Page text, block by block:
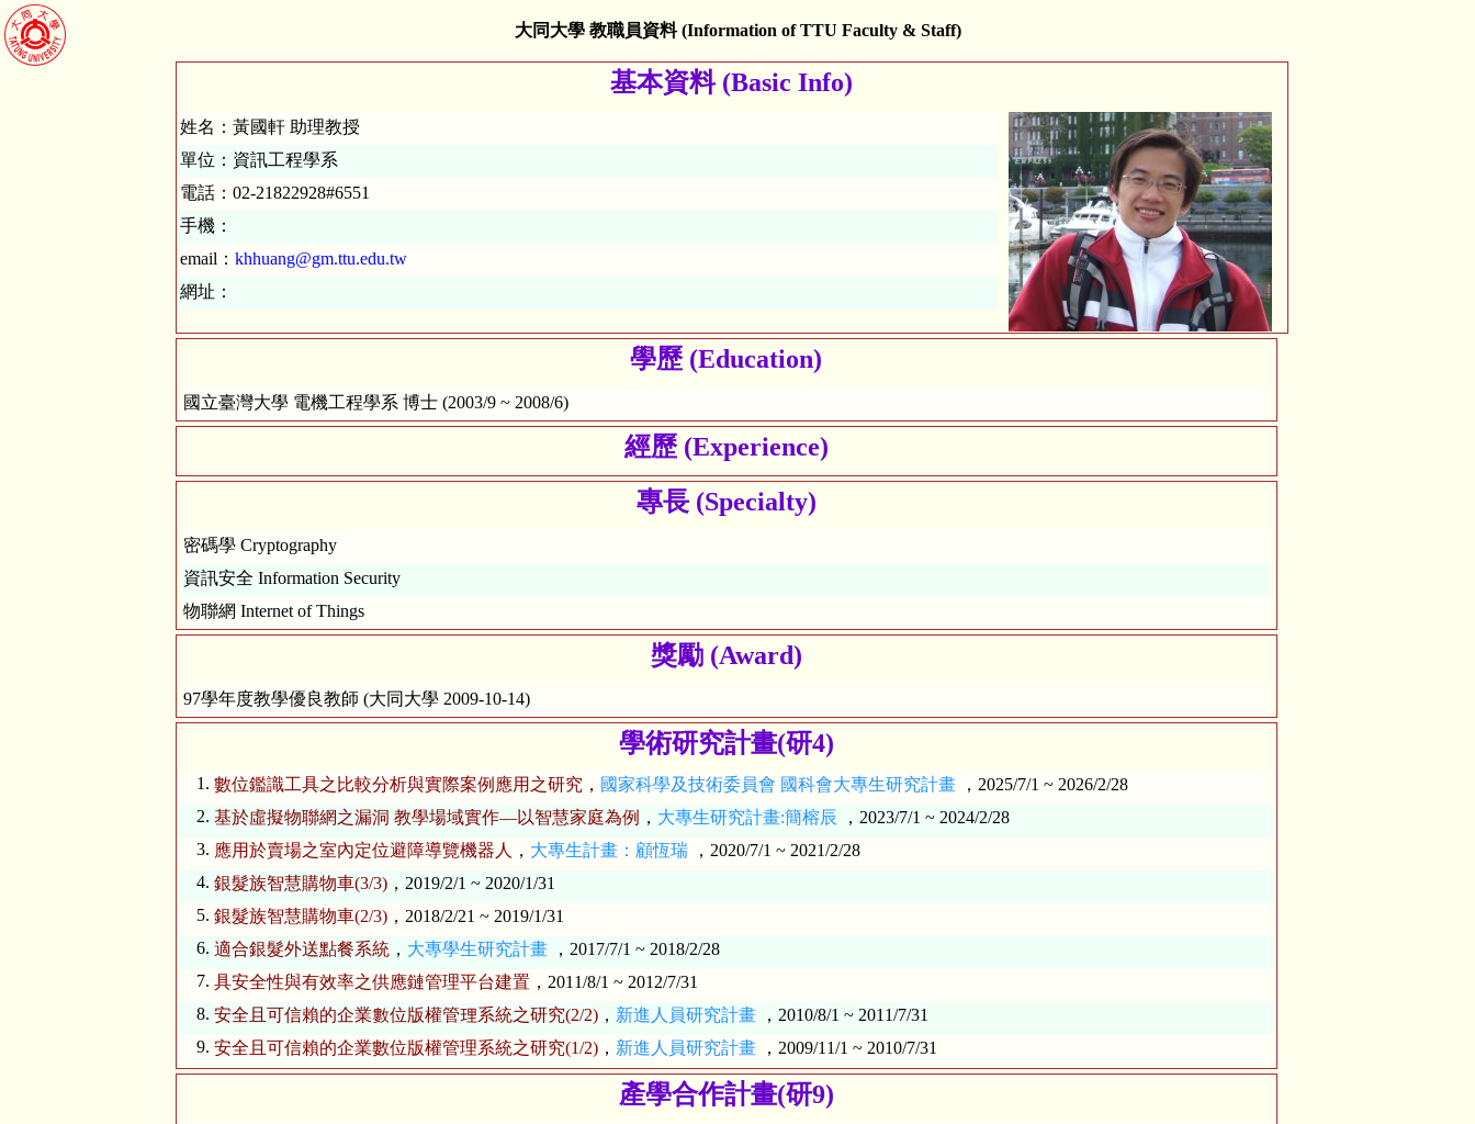
大同大學 教職員資料 (Information of TTU Faculty & Staff)
基本資料 (Basic Info)
姓名：黃國軒 助理教授
單位：資訊工程學系
電話：02-21822928#6551
手機：
email： khhuang@gm.ttu.edu.tw
網址：
學歷 (Education)
國立臺灣大學 電機工程學系 博士 (2003/9 ~ 2008/6)
經歷 (Experience)
專長 (Specialty)
密碼學 Cryptography
資訊安全 Information Security
物聯網 Internet of Things
獎勵 (Award)
97學年度教學優良教師 (大同大學 2009-10-14)
學術研究計畫(研4)
1. 數位鑑識工具之比較分析與實際案例應用之研究 ， 國家科學及技術委員會 國科會大專生研究計畫
，2025/7/1 ~ 2026/2/28
2. 基於虛擬物聯網之漏洞 教學場域實作—以智慧家庭為例 ， 大專生研究計畫:簡榕辰
，2023/7/1 ~ 2024/2/28
3. 應用於賣場之室內定位避障導覽機器人 ， 大專生計畫：顧恆瑞
，2020/7/1 ~ 2021/2/28
4. 銀髮族智慧購物車(3/3) ，2019/2/1 ~ 2020/1/31
5. 銀髮族智慧購物車(2/3) ，2018/2/21 ~ 2019/1/31
6. 適合銀髮外送點餐系統 ， 大專學生研究計畫
，2017/7/1 ~ 2018/2/28
7. 具安全性與有效率之供應鏈管理平台建置 ，2011/8/1 ~ 2012/7/31
8. 安全且可信賴的企業數位版權管理系統之研究(2/2) ， 新進人員研究計畫
，2010/8/1 ~ 2011/7/31
9. 安全且可信賴的企業數位版權管理系統之研究(1/2) ， 新進人員研究計畫 ，2009/11/1 ~ 2010/7/31
產學合作計畫(研9)